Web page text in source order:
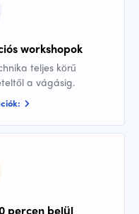
workshopok
teljes körű
a vágásig.
percen belül